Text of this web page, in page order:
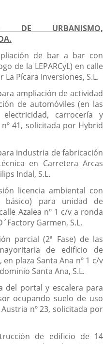
DE URBANISMO,
de bar a bar con
de la LEPARCyL) en calle
La Pícara Inversiones, S.L.
ampliación de actividad
de automóviles (en las
electricidad, carrocería y
41, solicitada por Hybrid
industria de fabricación
en Carretera Arcas
Indal, S.L.
licencia ambiental con
para unidad de
Azalea nº 1 c/v a ronda
Garmen, S.L.
parcial (2ª Fase) de las
de edificio de
plaza Santa Ana nº 1 c/v
Santa Ana, S.L.
del portal y escalera para
ocupando suelo de uso
nº 23, solicitada por
de edificio de 14